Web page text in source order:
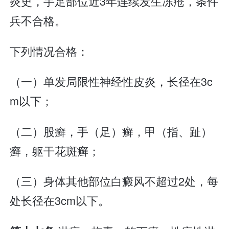
兵不合格。
下列情况合格：
（一）单发局限性神经性皮炎，长径在3c
m以下；
（二）股癣，手（足）癣，甲（指、趾）
癣，躯干花斑癣；
（三）身体其他部位白癜风不超过2处，每
处长径在3cm以下。